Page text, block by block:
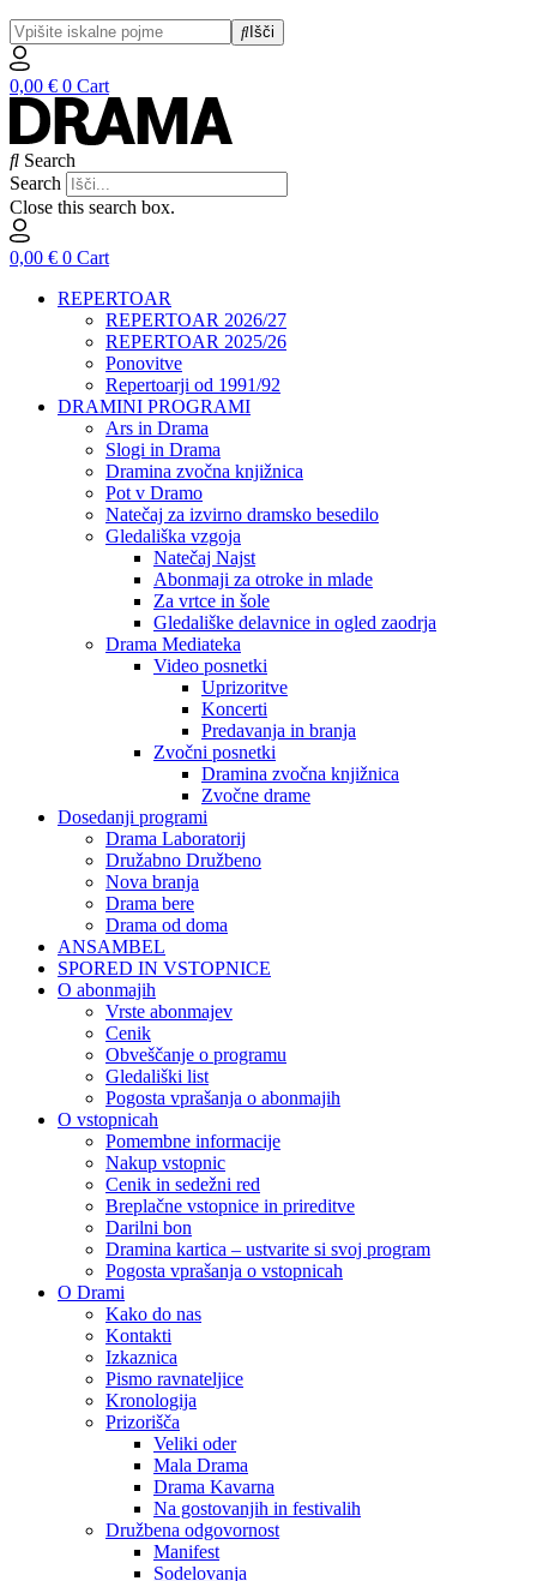
Išči
0,00 € 0 Cart
Search
Search
Close this search box.
0,00 € 0 Cart
REPERTOAR
REPERTOAR 2026/27
REPERTOAR 2025/26
Ponovitve
Repertoarji od 1991/92
DRAMINI PROGRAMI
Ars in Drama
Slogi in Drama
Dramina zvočna knjižnica
Pot v Dramo
Natečaj za izvirno dramsko besedilo
Gledališka vzgoja
Natečaj Najst
Abonmaji za otroke in mlade
Za vrtce in šole
Gledališke delavnice in ogled zaodrja
Drama Mediateka
Video posnetki
Uprizoritve
Koncerti
Predavanja in branja
Zvočni posnetki
Dramina zvočna knjižnica
Zvočne drame
Dosedanji programi
Drama Laboratorij
Družabno Družbeno
Nova branja
Drama bere
Drama od doma
ANSAMBEL
SPORED IN VSTOPNICE
O abonmajih
Vrste abonmajev
Cenik
Obveščanje o programu
Gledališki list
Pogosta vprašanja o abonmajih
O vstopnicah
Pomembne informacije
Nakup vstopnic
Cenik in sedežni red
Breplačne vstopnice in prireditve
Darilni bon
Dramina kartica – ustvarite si svoj program
Pogosta vprašanja o vstopnicah
O Drami
Kako do nas
Kontakti
Izkaznica
Pismo ravnateljice
Kronologija
Prizorišča
Veliki oder
Mala Drama
Drama Kavarna
Na gostovanjih in festivalih
Družbena odgovornost
Manifest
Sodelovanja